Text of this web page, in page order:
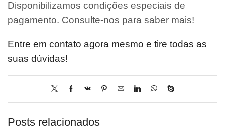
Disponibilizamos condições especiais de
pagamento. Consulte-nos para saber mais!
Entre em contato agora mesmo e tire todas as
suas dúvidas!
Posts relacionados